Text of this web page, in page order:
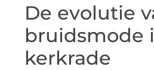
De evolutie
bruidsmode
kerkrade